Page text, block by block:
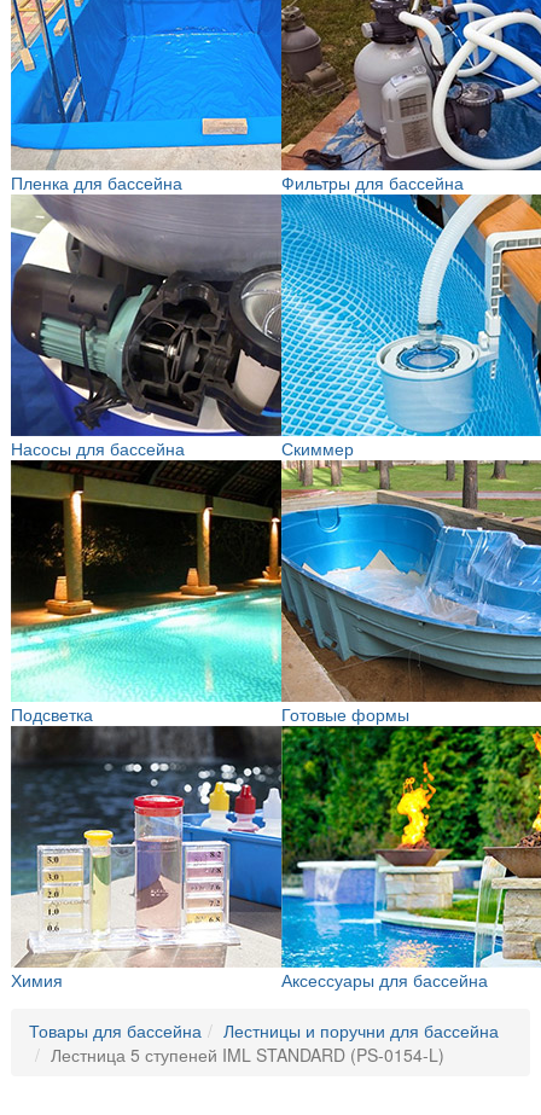
Пленка для бассейна Фильтры для бассейна
Насосы для бассейна Скиммер
Подсветка Готовые формы
Химия Аксессуары для бассейна
Товары для бассейна
Лестницы и поручни для бассейна
Лестница 5 ступеней IML STANDARD (PS-0154-L)